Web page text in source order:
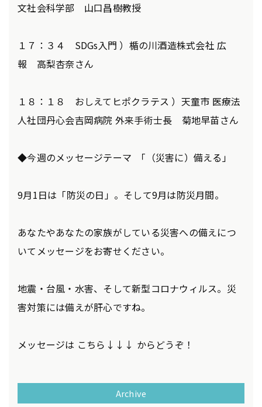
文社会科学部 山口昌樹教授
１７：３４ SDGs入門 ）楯の川酒造株式会社 広
報 高梨杏奈さん
１８：１８ おしえてヒポクラテス ）天童市 医療法
人社団丹心会吉岡病院 外来手術士長 菊地早苗さん
◆今週のメッセージテーマ ｢（災害に）備える」
9月1日は「防災の日」。そして9月は防災月間。
あなたやあなたの家族がしている災害への備えにつ
いてメッセージをお寄せください。
地震・台風・水害、そして新型コロナウィルス。災
害対策には備えが肝心ですね。
メッセージは こちら↓↓↓ からどうぞ！
Archive